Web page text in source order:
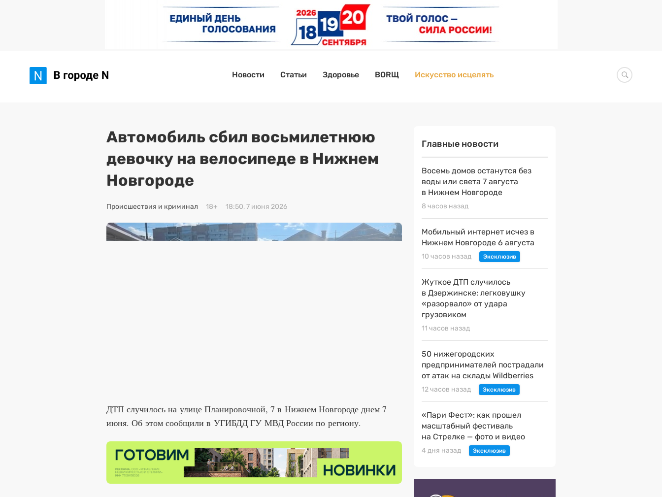
Новости Статьи Здоровье BORЩ Искусство исцелять
Автомобиль сбил восьмилетнюю
девочку на велосипеде в Нижнем
Новгороде
Происшествия и криминал 18+ 18:50, 7 июня 2026
ДТП случилось на улице Планировочной, 7 в Нижнем Новгороде днем 7
июня. Об этом сообщили в УГИБДД ГУ МВД России по региону.
Главные новости
Восемь домов останутся без
воды или света 7 августа
в Нижнем Новгороде
8 часов назад
Мобильный интернет исчез в
Нижнем Новгороде 6 августа
10 часов назад
Жуткое ДТП случилось
в Дзержинске: легковушку
«разорвало» от удара
грузовиком
11 часов назад
50 нижегородских
предпринимателей пострадали
от атак на склады Wildberries
12 часов назад
«Пари Фест»: как прошел
масштабный фестиваль
на Стрелке — фото и видео
4 дня назад